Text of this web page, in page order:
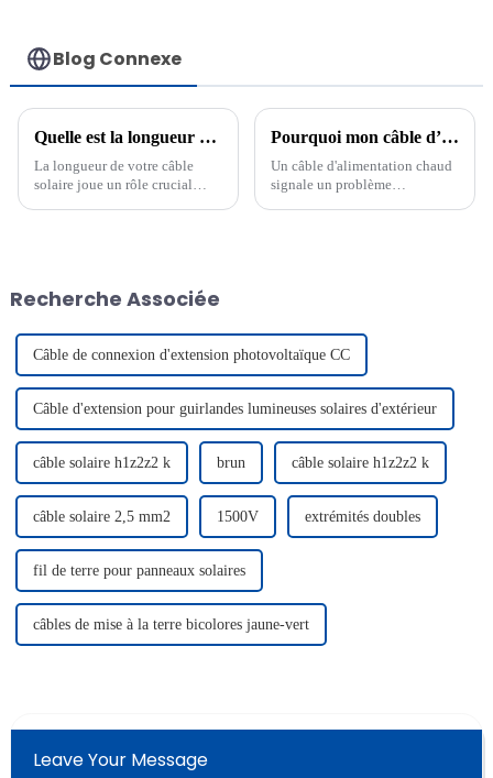
Blog Connexe
Quelle est la longueur maximale du câble pour un panneau solaire ?
La longueur de votre câble
solaire joue un rôle crucial
installations résidentielles, il
Pourquoi mon câble d’alimentation chauffe-t-il ?
Un câble d'alimentation chaud
signale un problème
incendies ou…
Recherche Associée
Câble de connexion d'extension photovoltaïque CC
Câble d'extension pour guirlandes lumineuses solaires d'extérieur
câble solaire h1z2z2 k brun câble solaire h1z2z2 k
câble solaire 2,5 mm2 1500V extrémités doubles
fil de terre pour panneaux solaires
câbles de mise à la terre bicolores jaune-vert
Leave Your Message